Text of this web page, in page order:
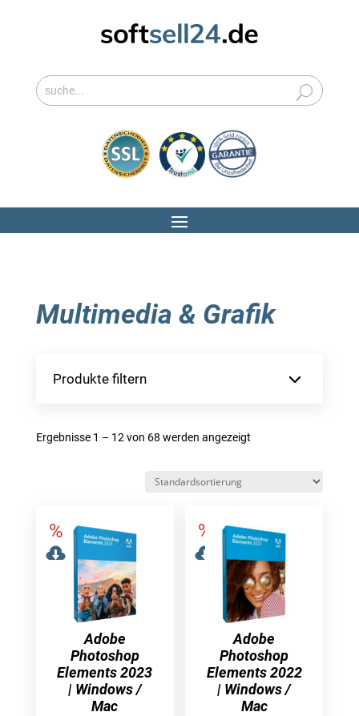
Multimedia & Grafik
Produkte filtern
Ergebnisse 1 – 12 von 68 werden angezeigt
Adobe
Photoshop
Elements 2023
| Windows /
Mac
Adobe
Photoshop
Elements 2022
| Windows /
Mac